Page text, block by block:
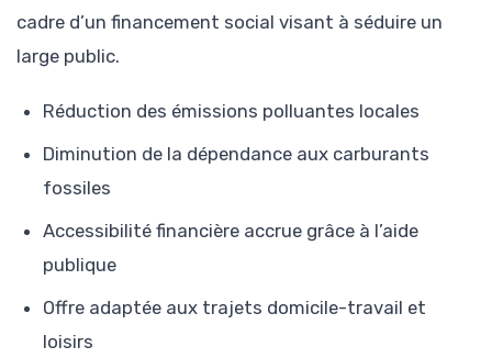
cadre d’un financement social visant à séduire un
large public.
Réduction des émissions polluantes locales
Diminution de la dépendance aux carburants
fossiles
Accessibilité financière accrue grâce à l’aide
publique
Offre adaptée aux trajets domicile-travail et
loisirs